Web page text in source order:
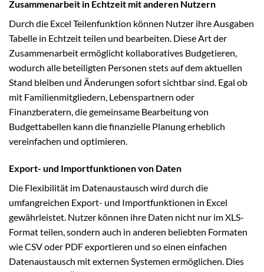
Zusammenarbeit in Echtzeit mit anderen Nutzern
Durch die Excel Teilenfunktion können Nutzer ihre Ausgaben
Tabelle in Echtzeit teilen und bearbeiten. Diese Art der
Zusammenarbeit ermöglicht kollaboratives Budgetieren,
wodurch alle beteiligten Personen stets auf dem aktuellen
Stand bleiben und Änderungen sofort sichtbar sind. Egal ob
mit Familienmitgliedern, Lebenspartnern oder
Finanzberatern, die gemeinsame Bearbeitung von
Budgettabellen kann die finanzielle Planung erheblich
vereinfachen und optimieren.
Export- und Importfunktionen von Daten
Die Flexibilität im Datenaustausch wird durch die
umfangreichen Export- und Importfunktionen in Excel
gewährleistet. Nutzer können ihre Daten nicht nur im XLS-
Format teilen, sondern auch in anderen beliebten Formaten
wie CSV oder PDF exportieren und so einen einfachen
Datenaustausch mit externen Systemen ermöglichen. Dies